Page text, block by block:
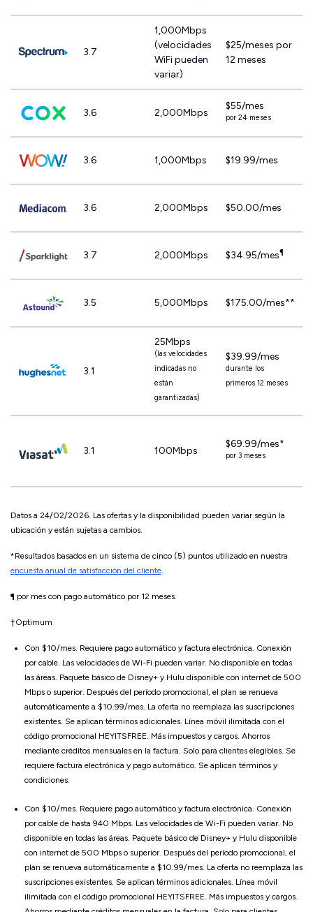
3.7
1,000Mbps
(velocidades
WiFi pueden
variar)
$25/meses por
12 meses
3.6 2,000Mbps
$55/mes
por 24 meses
3.6 1,000Mbps $19.99/mes
3.6 2,000Mbps $50.00/mes
3.7 2,000Mbps $34.95/mes¶
3.5 5,000Mbps $175.00/mes**
3.1
25Mbps
(las velocidades
indicadas no
están
garantizadas)
$39.99/mes
durante los
primeros 12 meses
3.1 100Mbps
$69.99/mes*
por 3 meses
Datos a 24/02/2026. Las ofertas y la disponibilidad pueden variar según la
ubicación y están sujetas a cambios.
*Resultados basados ​​en un sistema de cinco (5) puntos utilizado en nuestra
encuesta anual de satisfacción del cliente.
¶ por mes con pago automático por 12 meses.
†Optimum
Con $10/mes. Requiere pago automático y factura electrónica. Conexión
por cable. Las velocidades de Wi-Fi pueden variar. No disponible en todas
las áreas. Paquete básico de Disney+ y Hulu disponible con internet de 500
Mbps o superior. Después del período promocional, el plan se renueva
automáticamente a $10.99/mes. La oferta no reemplaza las suscripciones
existentes. Se aplican términos adicionales. Línea móvil ilimitada con el
código promocional HEYITSFREE. Más impuestos y cargos. Ahorros
mediante créditos mensuales en la factura. Solo para clientes elegibles. Se
requiere factura electrónica y pago automático. Se aplican términos y
condiciones.
Con $10/mes. Requiere pago automático y factura electrónica. Conexión
por cable de hasta 940 Mbps. Las velocidades de Wi-Fi pueden variar. No
disponible en todas las áreas. Paquete básico de Disney+ y Hulu disponible
con internet de 500 Mbps o superior. Después del período promocional, el
plan se renueva automáticamente a $10.99/mes. La oferta no reemplaza las
suscripciones existentes. Se aplican términos adicionales. Línea móvil
ilimitada con el código promocional HEYITSFREE. Más impuestos y cargos.